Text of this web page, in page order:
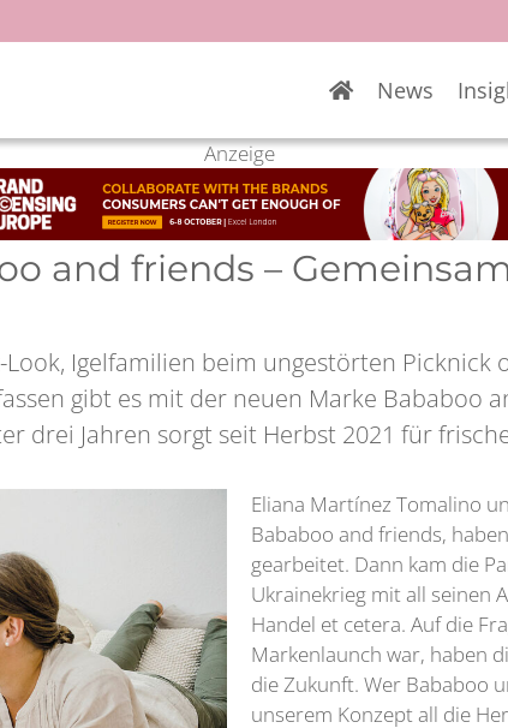
News
Anzeige
and friends –
Look, Igelfamilien beim ungestörten
gibt es mit der neuen Marke Bababoo
drei Jahren sorgt seit Herbst 2021 für
Eliana Martínez Tomalino
Bababoo and friends,
gearbeitet. Dann kam die
Ukrainekrieg mit all seinen
Handel et cetera. Auf die
Markenlaunch war, haben
die Zukunft. Wer Bababoo
unserem Konzept all die